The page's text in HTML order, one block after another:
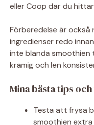
eller Coop där du
Förberedelse är också
ingredienser redo
inte blanda smoothien
krämig och len
Mina bästa tips
Testa att frysa
smoothien extra